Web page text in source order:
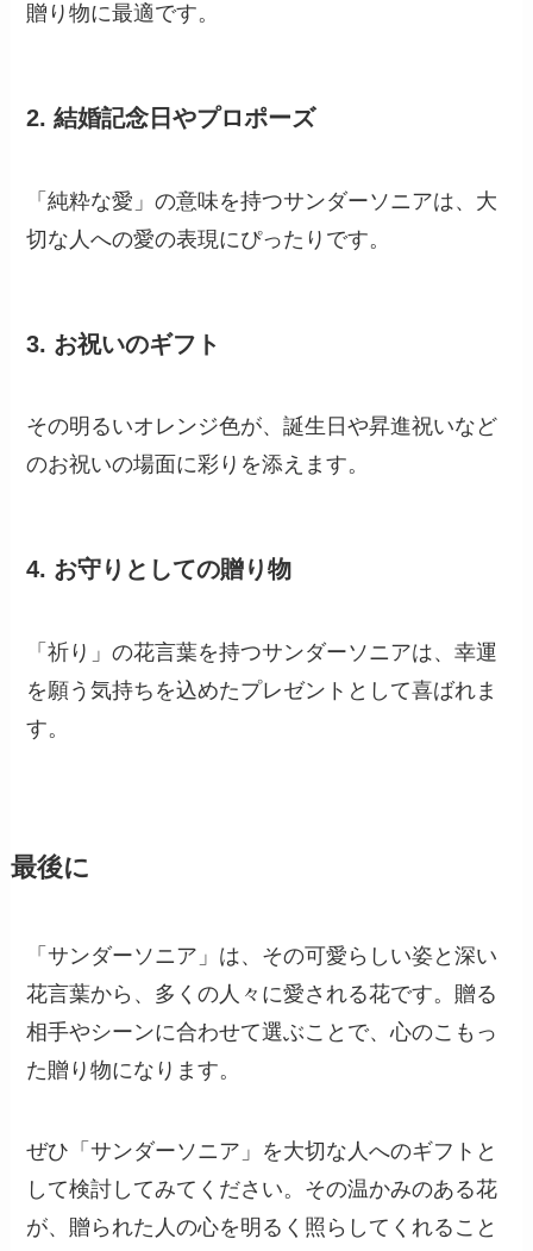
贈り物に最適です。
2.結婚記念日やプロポーズ
「純粋な愛」の意味を持つサンダーソニアは、大
切な人への愛の表現にぴったりです。
3. お祝いのギフト
その明るいオレンジ色が、誕生日や昇進祝いなど
のお祝いの場面に彩りを添えます。
4. お守りとしての贈り物
「祈り」の花言葉を持つサンダーソニアは、幸運
を願う気持ちを込めたプレゼントとして喜ばれま
す。
最後に
「サンダーソニア」は、その可愛らしい姿と深い
花言葉から、多くの人々に愛される花です。贈る
相手やシーンに合わせて選ぶことで、心のこもっ
た贈り物になります。
ぜひ「サンダーソニア」を大切な人へのギフトと
して検討してみてください。その温かみのある花
が、贈られた人の心を明るく照らしてくれること